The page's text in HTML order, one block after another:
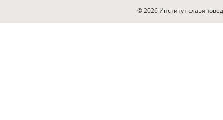
© 2026 Институт